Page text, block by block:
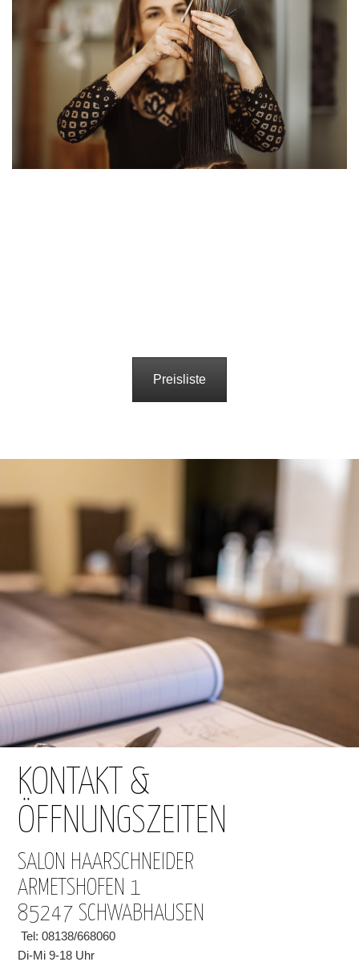
Preisliste
KONTAKT &
ÖFFNUNGSZEITEN
SALON HAARSCHNEIDER
ARMETSHOFEN 1
85247 SCHWABHAUSEN
Tel: 08138/668060
Di-Mi 9-18 Uhr